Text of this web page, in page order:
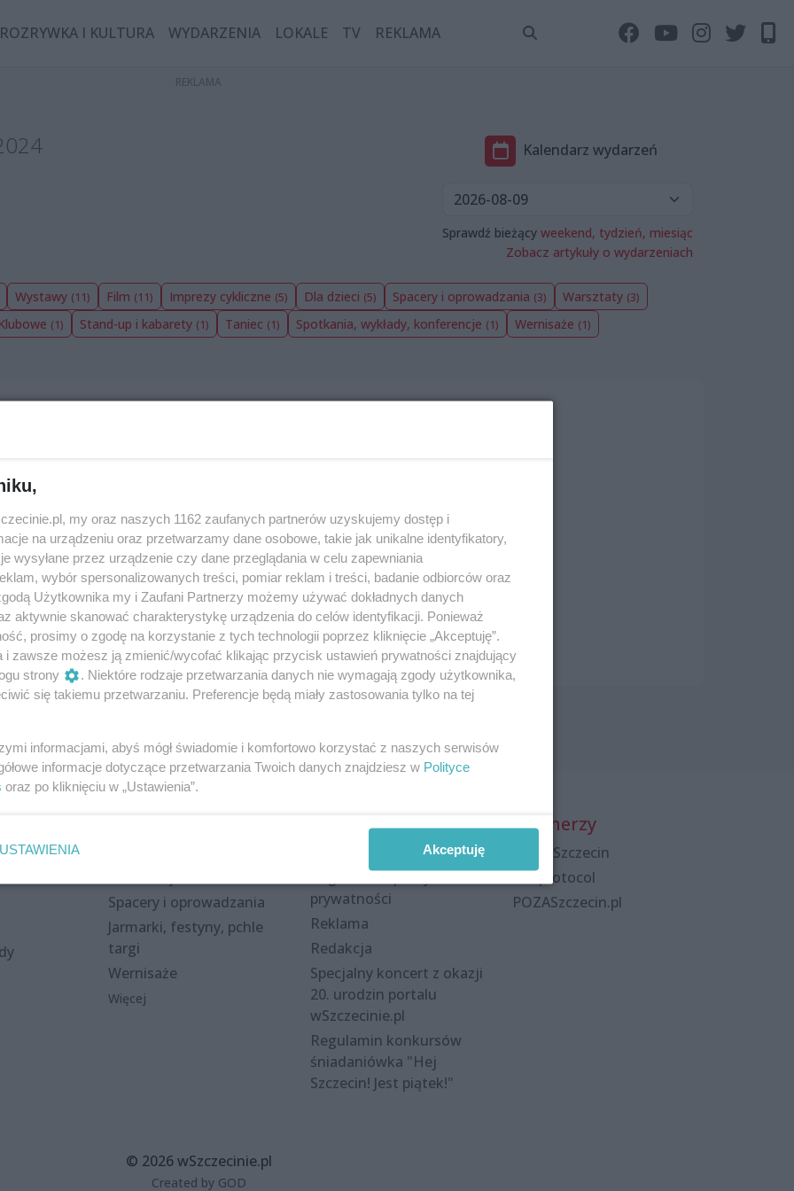
ROZRYWKA I KULTURA WYDARZENIA LOKALE TV REKLAMA
Kalendarz wydarzeń
Sprawdź bieżący weekend, tydzień, miesiąc
Zobacz artykuły o wydarzeniach
Wystawy (11) Film (11) Imprezy cykliczne (5) Dla dzieci (5) Spacery i oprowadzania (3) Warsztaty (3)
Klubowe (1) Stand-up i kabarety (1) Taniec (1) Spotkania, wykłady, konferencje (1) Wernisaże (1)
- spróbujzmienić kategorię
Spacery i oprowadzania
Jarmarki, festyny, pchle
targi
Wernisaże
Więcej
Redakcja
Regulamin i polityka
prywatności
Reklama
Redakcja
Specjalny koncert z okazji
20. urodzin portalu
wSzczecinie.pl
Regulamin konkursów
śniadaniówka "Hej
Szczecin! Jest piątek!"
Partnerzy
Praca Szczecin
the:protocol
POZASzczecin.pl
© 2026 wSzczecinie.pl
Created by GOD
my oraz naszych 1162 zaufanych partnerów uzyskujemy dostęp i
na urządzeniu oraz przetwarzamy dane osobowe, takie jak unikalne identyfikatory,
wysyłane przez urządzenie czy dane przeglądania w celu zapewniania
wybór spersonalizowanych treści, pomiar reklam i treści, badanie odbiorców oraz
Użytkownika my i Zaufani Partnerzy możemy używać dokładnych danych
aktywnie skanować charakterystykę urządzenia do celów identyfikacji. Ponieważ
prosimy o zgodę na korzystanie z tych technologii poprzez kliknięcie „Akceptuję”.
i zawsze możesz ją zmienić/wycofać klikając przycisk ustawień prywatności znajdujący
strony
. Niektóre rodzaje przetwarzania danych nie wymagają zgody użytkownika,
się takiemu przetwarzaniu. Preferencje będą miały zastosowania tylko na tej
informacjami, abyś mógł świadomie i komfortowo korzystać z naszych serwisów
informacje dotyczące przetwarzania Twoich danych znajdziesz w Polityce
oraz po kliknięciu w „Ustawienia”.
USTAWIENIA Akceptuję